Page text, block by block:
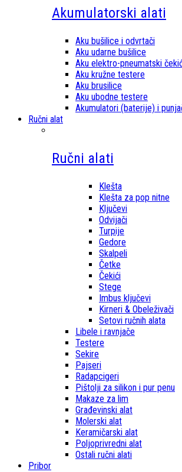
Akumulatorski alati
Aku bušilice i odvrtači
Aku udarne bušilice
Aku elektro-pneumatski
Aku kružne testere
Aku brusilice
Aku ubodne testere
Akumulatori (baterije) i
Ručni alat
Ručni alati
Klešta
Klešta za pop nitne
Ključevi
Odvijači
Turpije
Gedore
Skalpeli
Četke
Čekići
Stege
Imbus ključevi
Kirneri & Obeleživači
Setovi ručnih alata
Libele i ravnjače
Testere
Sekire
Pajseri
Radapcigeri
Pištolji za silikon i pur penu
Makaze za lim
Građevinski alat
Molerski alat
Keramičarski alat
Poljoprivredni alat
Ostali ručni alati
Pribor